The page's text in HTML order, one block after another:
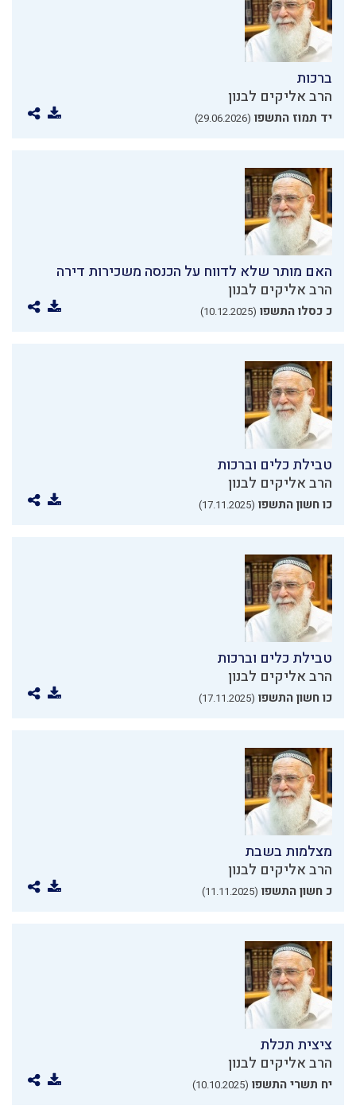
ברכות
הרב אליקים לבנון
יד תמוז התשפו (29.06.2026)
האם מותר שלא לדווח על הכנסה משכירות דירה
הרב אליקים לבנון
כ כסלו התשפו (10.12.2025)
טבילת כלים וברכות
הרב אליקים לבנון
כו חשון התשפו (17.11.2025)
טבילת כלים וברכות
הרב אליקים לבנון
כו חשון התשפו (17.11.2025)
מצלמות בשבת
הרב אליקים לבנון
כ חשון התשפו (11.11.2025)
ציצית תכלת
הרב אליקים לבנון
יח תשרי התשפו (10.10.2025)